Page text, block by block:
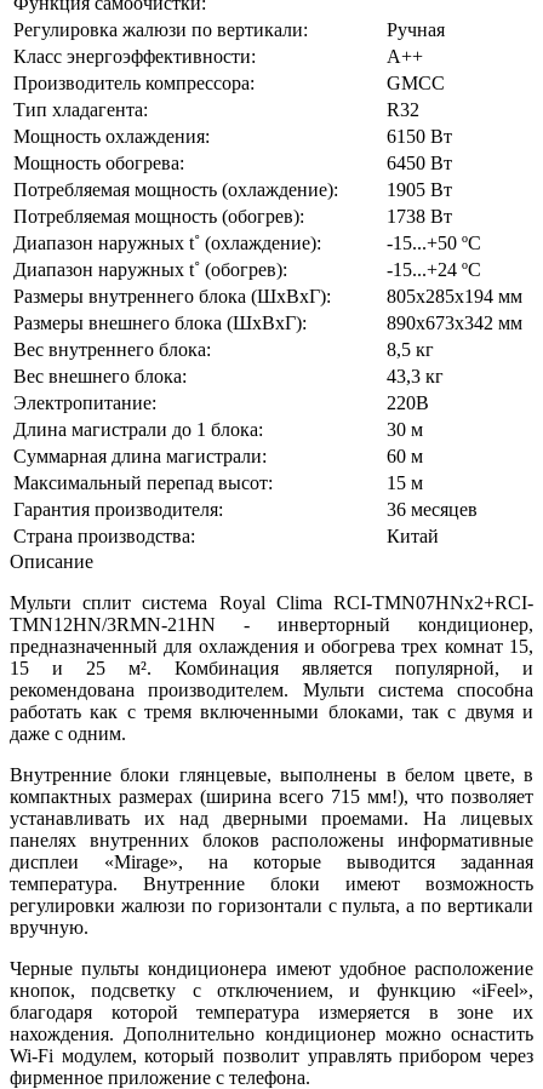
Регулировка жалюзи по вертикали:
Ручная
Класс энергоэффективности:
А++
Производитель компрессора:
GMCC
Тип хладагента:
R32
Мощность охлаждения:
6150 Вт
Мощность обогрева:
6450 Вт
Потребляемая мощность (охлаждение):
1905 Вт
Потребляемая мощность (обогрев):
1738 Вт
Диапазон наружных t˚ (охлаждение):
-15...+50 ºC
Диапазон наружных t˚ (обогрев):
-15...+24 ºC
Размеры внутреннего блока (ШхВхГ):
805х285х194 мм
Размеры внешнего блока (ШхВхГ):
890х673х342 мм
Вес внутреннего блока:
8,5 кг
Вес внешнего блока:
43,3 кг
Электропитание:
220В
Длина магистрали до 1 блока:
30 м
Суммарная длина магистрали:
60 м
Максимальный перепад высот:
15 м
Гарантия производителя:
36 месяцев
Страна производства:
Китай
Описание
Мульти сплит система Royal Clima RCI-TMN07HNх2+RCI-
TMN12HN/3RMN-21HN - инверторный кондиционер,
предназначенный для охлаждения и обогрева трех комнат 15,
15 и 25 м². Комбинация является популярной, и
рекомендована производителем. Мульти система способна
работать как с тремя включенными блоками, так с двумя и
даже с одним.
Внутренние блоки глянцевые, выполнены в белом цвете, в
компактных размерах (ширина всего 715 мм!), что позволяет
устанавливать их над дверными проемами. На лицевых
панелях внутренних блоков расположены информативные
дисплеи «Mirage», на которые выводится заданная
температура. Внутренние блоки имеют возможность
регулировки жалюзи по горизонтали с пульта, а по вертикали
вручную.
Черные пульты кондиционера имеют удобное расположение
кнопок, подсветку с отключением, и функцию «iFeel»,
благодаря которой температура измеряется в зоне их
нахождения. Дополнительно кондиционер можно оснастить
Wi-Fi модулем, который позволит управлять прибором через
фирменное приложение с телефона.